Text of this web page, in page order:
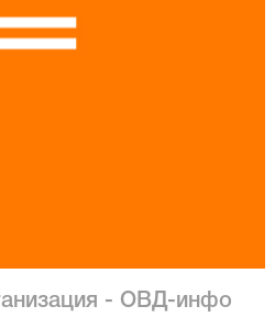
- ОВД-инфо